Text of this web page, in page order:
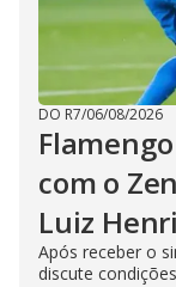
DO R7/06/08/2026
com o
Luiz
Após receber o
discute